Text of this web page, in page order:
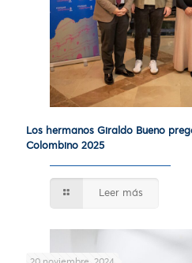
Los hermanos Giraldo Bueno
Colombino 2025
Leer más